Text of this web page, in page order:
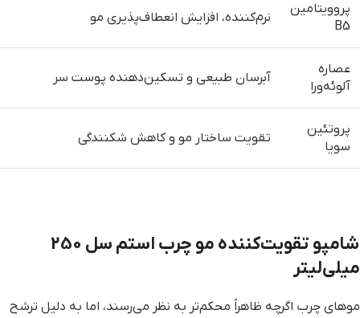
پروویتامین
B5
نرم‌کننده، افزایش انعطاف‌پذیری مو
عصاره
آلوئه‌ورا
آبرسان طبیعی و تسکین‌دهنده پوست سر
پروتئین
سویا
تقویت ساختار مو و کاهش شکنندگی
شامپو تقویت‌کننده مو چرب استم سل 250
میلی‌لیتر
موهای چرب اگرچه ظاهراً محکم‌تر به نظر می‌رسند، اما به دلیل ترشح